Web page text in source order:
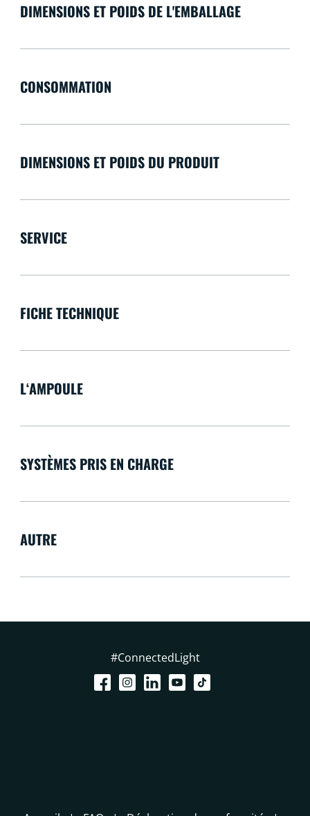
DIMENSIONS ET POIDS DE L'EMBALLAGE
CONSOMMATION
DIMENSIONS ET POIDS DU PRODUIT
SERVICE
FICHE TECHNIQUE
L‘AMPOULE
SYSTÈMES PRIS EN CHARGE
AUTRE
#ConnectedLight